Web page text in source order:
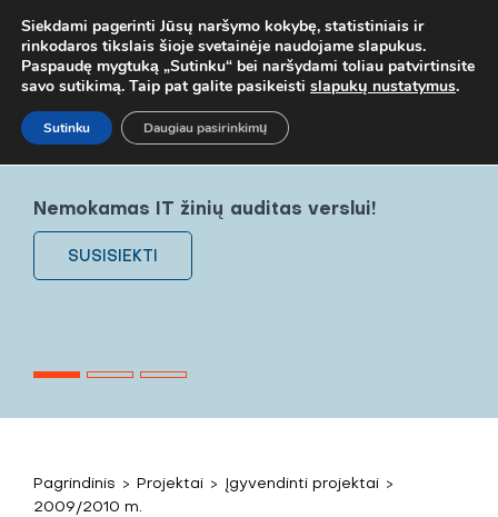
MOB. TEL. +37067579127 ARBA EL. P. MOKYMAI@BKA.LT
Nemokamas IT žinių auditas verslui!
SUSISIEKTI
Pagrindinis > Projektai > Įgyvendinti projektai >
2009/2010 m.
Siekdami pagerinti Jūsų naršymo kokybę, statistiniais ir
rinkodaros tikslais šioje svetainėje naudojame slapukus.
Paspaudę mygtuką „Sutinku“ bei naršydami toliau patvirtinsite
savo sutikimą. Taip pat galite pasikeisti slapukų nustatymus.
Sutinku Daugiau pasirinkimų